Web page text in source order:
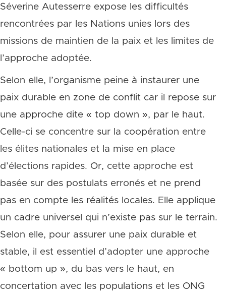
Séverine Autesserre expose les difficultés
rencontrées par les Nations unies lors des
missions de maintien de la paix et les limites de
l’approche adoptée.
Selon elle, l’organisme peine à instaurer une
paix durable en zone de conflit car il repose sur
une approche dite « top down », par le haut.
Celle-ci se concentre sur la coopération entre
les élites nationales et la mise en place
d’élections rapides. Or, cette approche est
basée sur des postulats erronés et ne prend
pas en compte les réalités locales. Elle applique
un cadre universel qui n’existe pas sur le terrain.
Selon elle, pour assurer une paix durable et
stable, il est essentiel d’adopter une approche
« bottom up », du bas vers le haut, en
concertation avec les populations et les ONG